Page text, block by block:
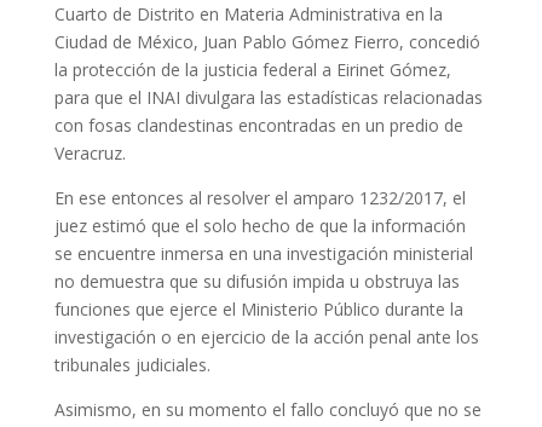
Cuarto de Distrito en Materia Administrativa en la
Ciudad de México, Juan Pablo Gómez Fierro, concedió
la protección de la justicia federal a Eirinet Gómez,
para que el INAI divulgara las estadísticas relacionadas
con fosas clandestinas encontradas en un predio de
Veracruz.
En ese entonces al resolver el amparo 1232/2017, el
juez estimó que el solo hecho de que la información
se encuentre inmersa en una investigación ministerial
no demuestra que su difusión impida u obstruya las
funciones que ejerce el Ministerio Público durante la
investigación o en ejercicio de la acción penal ante los
tribunales judiciales.
Asimismo, en su momento el fallo concluyó que no se